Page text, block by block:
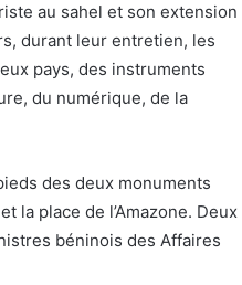
au sahel et son extension
durant leur entretien, les
pays, des instruments
du numérique, de la
des deux monuments
la place de l’Amazone. Deux
béninois des Affaires